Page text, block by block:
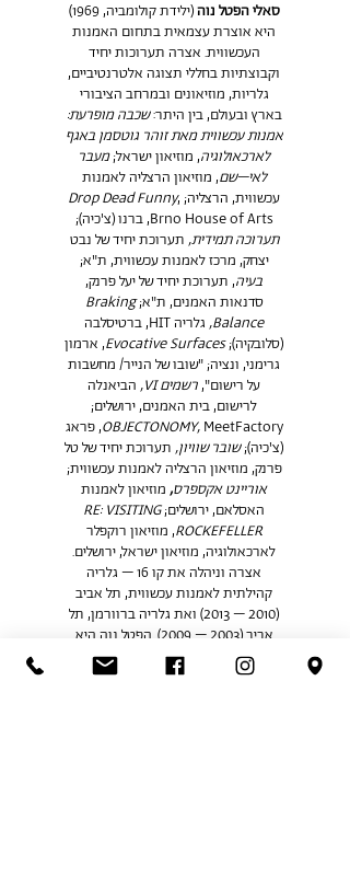
סאלי הפטל נוה
(ילידת קולומביה, 1969)
היא אוצרת עצמאית בתחום האמנות
העכשווית. אצרה תערוכות יחיד
וקבוצתיות בחללי תצוגה אלטרנטיביים,
גלריות, מוזיאונים ובמרחב הציבורי
בארץ ובעולם, בין היתר:שכבה מופרעת:
אמנות עכשווית מאת זוהר גוטסמן באגף
לארכאולוגיה, מוזיאון ישראל;מעבר
לאי–שם, מוזיאון הרצליה לאמנות
עכשווית, הרצליה; Drop Dead Funny,
Brno House of Arts, ברנו (צ'כיה);
תערוכה תמידית, תערוכת יחיד של נבט
יצחק, מרכז לאמנות עכשווית, ת"א;
בעיה, תערוכת יחיד של יעל פרנק,
סדנאות האמנים, ת"א;Braking
Balance,
גלריה HIT, ברטיסלבה
(סלובקיה);Evocative Surfaces, ארמון
גרימני, ונציה; "שובו של הנייר/ מחשבות
על רישום",רשמים VI,
הביאנלה
לרישום, בית האמנים, ירושלים;
OBJECTONOMY,MeetFactory, פראג
(צ'כיה);שובר שוויון, תערוכת יחיד של טל
פרנק, מוזיאון הרצליה לאמנות עכשווית;
אוריינט אקספרס, מוזיאון לאמנות
האסלאם, ירושלים;RE: VISITING
ROCKEFELLER, מוזיאון רוקפלר
לארכאולוגיה, מוזיאון ישראל, ירושלים.
אצרה וניהלה את קו 16 – גלריה
קהילתית לאמנות עכשווית, תל אביב
(2010 – 2013) ואת גלריה ברוורמן, תל
אביב (2003 – 2009). הפטל נוה היא
בוגרת לימודי תולדות אמנות, תואר
ראשון ושני, אוניברסיטת תל אביב.